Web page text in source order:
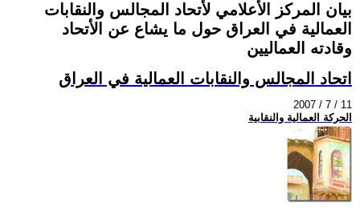
بيان المركز الأعلامي لأتحاد المجالس والنقابات
العمالية في العراق حول ما يشاع عن الأتحاد
وقادته العماليين
اتحاد المجالس والنقابات العمالية في العراق
2007 / 7 / 11
الحركة العمالية والنقابية